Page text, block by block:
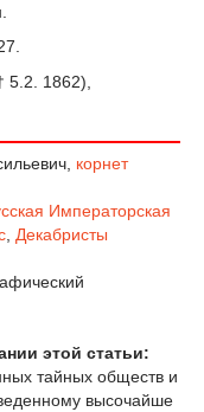
1862),
корнет
Императорская
Декабристы
этой статьи:
тайных обществ и
высочайше